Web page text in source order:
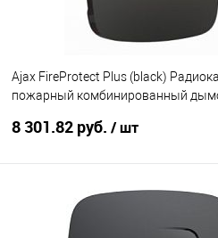
Ajax FireProtect Plus (black)
пожарный комбинированный
8 301.82 руб. / шт